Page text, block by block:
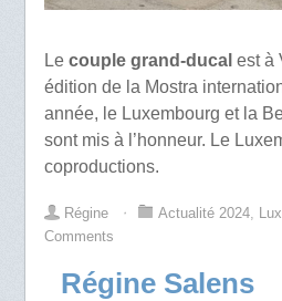
Lecouple grand-ducal est à
édition de la Mostra
année, le Luxembourg et la
sont mis à l’honneur. Le
coproductions.
Régine ⋅ Actualité 2024,
Comments
Régine Salens